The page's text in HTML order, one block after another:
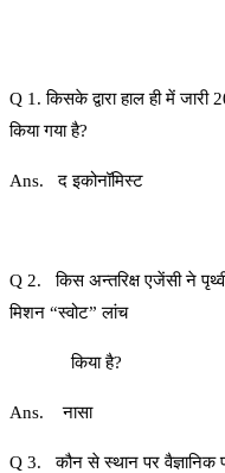
Q 1. किसके द्वारा हाल ही में
किया गया है?
Ans. द इकोनॉमिस्ट
Q 2. किस अन्तरिक्ष एजेंसी ने
मिशन “स्वोट” लांच
किया है?
Ans. नासा
Q 3. कौन से स्थान पर वैज्ञानिक